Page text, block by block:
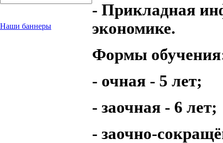
Наши баннеры
- Прикладная
экономике.
Формы
- очная - 5 лет;
- заочная - 6 лет;
- заочно-